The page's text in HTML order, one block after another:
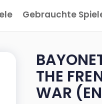
Gebrauchte
THE
WAR